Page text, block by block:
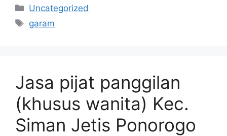
Categories
Uncategorized
Tags
garam
Jasa pijat panggilan
(khusus wanita) Kec.
Siman Jetis Ponorogo